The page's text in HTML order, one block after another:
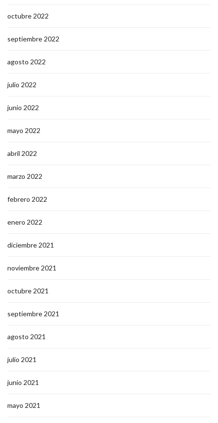
octubre 2022
septiembre 2022
agosto 2022
julio 2022
junio 2022
mayo 2022
abril 2022
marzo 2022
febrero 2022
enero 2022
diciembre 2021
noviembre 2021
octubre 2021
septiembre 2021
agosto 2021
julio 2021
junio 2021
mayo 2021